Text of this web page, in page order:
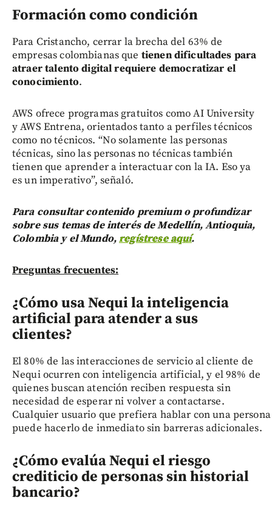
Formación como condición
Para Cristancho, cerrar la brecha del 63% de
empresas colombianas que tienen dificultades para
atraer talento digital requiere democratizar el
conocimiento.
AWS ofrece programas gratuitos como AI University
y AWS Entrena, orientados tanto a perfiles técnicos
como no técnicos. “No solamente las personas
técnicas, sino las personas no técnicas también
tienen que aprender a interactuar con la IA. Eso ya
es un imperativo”, señaló.
Para consultar contenido premium o profundizar
sobre sus temas de interés de Medellín, Antioquia,
Colombia y el Mundo,regístrese aquí.
Preguntas frecuentes:
¿Cómo usa Nequi la inteligencia
artificial para atender a sus
clientes?
El 80% de las interacciones de servicio al cliente de
Nequi ocurren con inteligencia artificial, y el 98% de
quienes buscan atención reciben respuesta sin
necesidad de esperar ni volver a contactarse.
Cualquier usuario que prefiera hablar con una persona
puede hacerlo de inmediato sin barreras adicionales.
¿Cómo evalúa Nequi el riesgo
crediticio de personas sin historial
bancario?